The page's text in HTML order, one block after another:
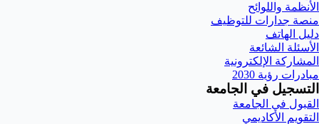
الأنظمة واللوائح
منصة جدارات للتوظيف
دليل الهاتف
الأسئلة الشائعة
المشاركة الإلكترونية
مبادرات رؤية 2030
التسجيل في الجامعة
القبول في الجامعة
التقويم الأكاديمي